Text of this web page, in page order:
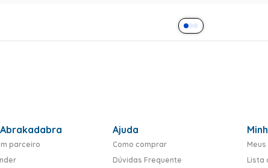
parceiro
Ajuda
Como comprar
Dúvidas Frequente
Lista